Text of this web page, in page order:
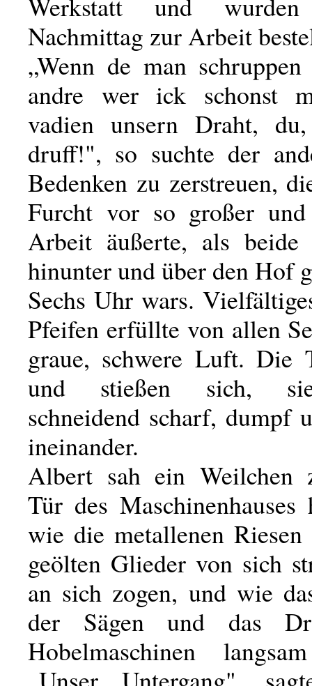
Nachmittag zur Arbeit
„Wenn de man
andre wer ick schonst
vadien unsern Draht,
druff!", so suchte der
Bedenken zu zerstreuen,
Furcht vor so großer und
Arbeit äußerte, als beide
hinunter und über den Hof
Sechs Uhr wars.
Pfeifen erfüllte von allen
graue, schwere Luft. Die
und stießen sich,
schneidend scharf, dumpf
ineinander.
Albert sah ein Weilchen
Tür des Maschinenhauses
wie die metallenen
geölten Glieder von sich
an sich zogen, und wie
der Sägen und das
Hobelmaschinen